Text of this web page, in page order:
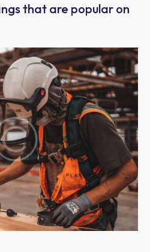
that are popular on